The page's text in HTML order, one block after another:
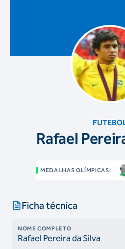
Rafael
MEDALHAS OLÍMPICAS:
Ficha técnica
NOME COMPLETO
Rafael Pereira da Silva